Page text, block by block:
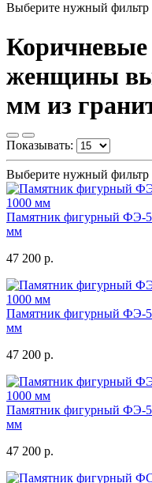
Выберите нужный фильтр
женщины
мм из
Показывать:
Выберите нужный фильтр
Памятник фигурный ФЭ-
мм
47 200 р.
Памятник фигурный ФЭ-
мм
47 200 р.
Памятник фигурный ФЭ-
мм
47 200 р.